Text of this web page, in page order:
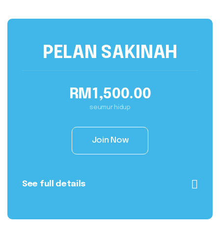
PELAN SAKINAH
RM1,500.00
seumur hidup
Join Now
See full details